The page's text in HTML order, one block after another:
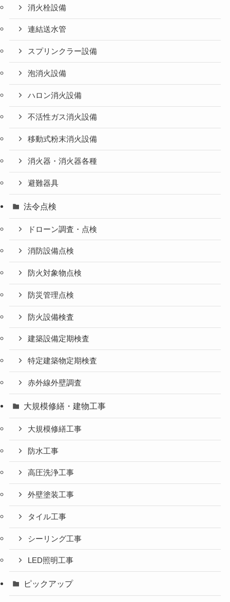
消火栓設備
連結送水管
スプリンクラー設備
泡消火設備
ハロン消火設備
不活性ガス消火設備
移動式粉末消火設備
消火器・消火器各種
避難器具
法令点検
ドローン調査・点検
消防設備点検
防火対象物点検
防災管理点検
防火設備検査
建築設備定期検査
特定建築物定期検査
赤外線外壁調査
大規模修繕・建物工事
大規模修繕工事
防水工事
高圧洗浄工事
外壁塗装工事
タイル工事
シーリング工事
LED照明工事
ピックアップ